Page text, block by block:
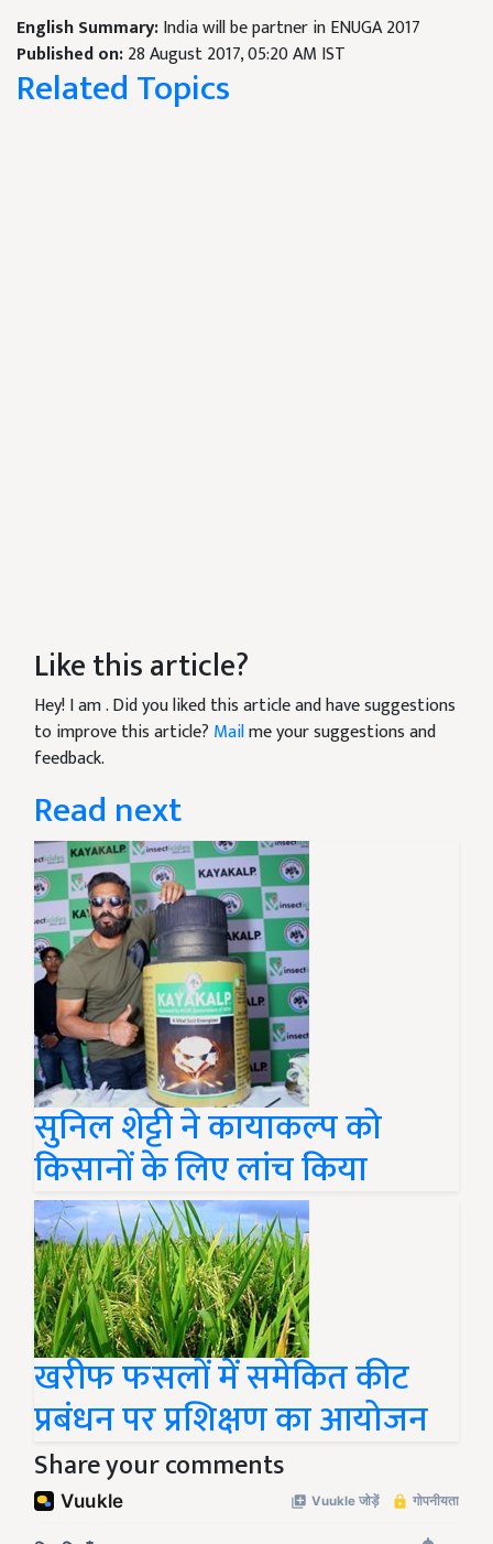
English Summary:India will be partner in ENUGA 2017
Published on:28 August 2017, 05:20 AM IST
Related Topics
Like this article?
Hey! I am. Did you liked this article and have suggestions
to improve this article? Mailme your suggestions and
feedback.
Read next
सुनिल शेट्टी ने कायाकल्प को
किसानों के लिए लांच किया
खरीफ फसलों में समेकित कीट
प्रबंधन पर प्रशिक्षण का आयोजन
Share your comments